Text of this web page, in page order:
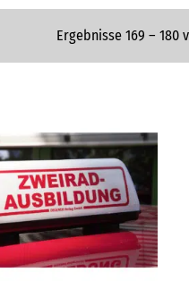
Ergebnisse 169 – 180